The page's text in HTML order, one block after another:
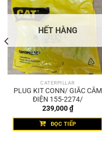
HẾT HÀNG
CATERPILLAR
PLUG KIT CONN/ GIẮC CẮM
ĐIỆN 155-2274/
239,000₫
ĐỌC TIẾP